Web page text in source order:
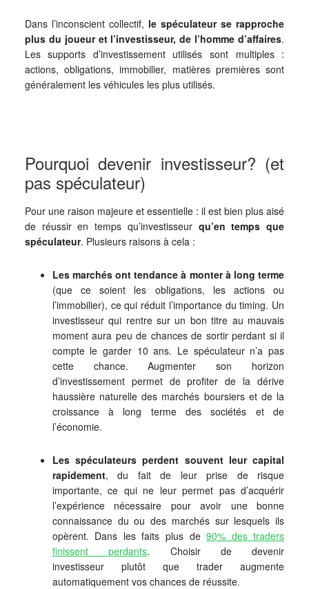
Dans l’inconscient collectif, le spéculateur se rapproche
plus du joueur et l’investisseur, de l’homme d’affaires.
Les supports d’investissement utilisés sont multiples :
actions, obligations, immobilier, matières premières sont
généralement les véhicules les plus utilisés.
Pourquoi devenir investisseur? (et
pas spéculateur)
Pour une raison majeure et essentielle : il est bien plus aisé
de réussir en temps qu’investisseur qu’en temps que
spéculateur. Plusieurs raisons à cela :
Les marchés ont tendance à monter à long terme
(que ce soient les obligations, les actions ou
l’immobilier), ce qui réduit l’importance du timing. Un
investisseur qui rentre sur un bon titre au mauvais
moment aura peu de chances de sortir perdant si il
compte le garder 10 ans. Le spéculateur n’a pas
cette chance. Augmenter son horizon
d’investissement permet de profiter de la dérive
haussière naturelle des marchés boursiers et de la
croissance à long terme des sociétés et de
l’économie.
Les spéculateurs perdent souvent leur capital
rapidement, du fait de leur prise de risque
importante, ce qui ne leur permet pas d’acquérir
l’expérience nécessaire pour avoir une bonne
connaissance du ou des marchés sur lesquels ils
opèrent. Dans les faits plus de90% des traders
finissent perdants. Choisir de devenir
investisseur plutôt que trader augmente
automatiquement vos chances de réussite.